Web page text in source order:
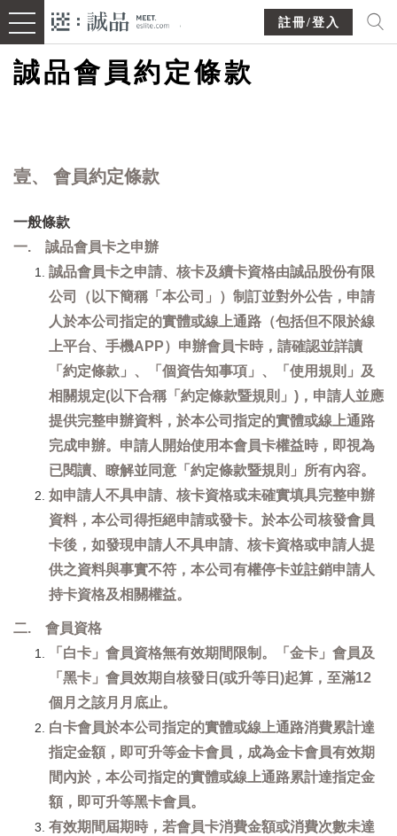
註冊/登入
誠品會員約定條款
壹、 會員約定條款
一般條款
一. 誠品會員卡之申辦
誠品會員卡之申請、核卡及續卡資格由誠品股份有限
公司（以下簡稱「本公司」）制訂並對外公告，申請
人於本公司指定的實體或線上通路（包括但不限於線
上平台、手機APP）申辦會員卡時，請確認並詳讀
「約定條款」、「個資告知事項」、「使用規則」及
相關規定(以下合稱「約定條款暨規則」)，申請人並應
提供完整申辦資料，於本公司指定的實體或線上通路
完成申辦。申請人開始使用本會員卡權益時，即視為
已閱讀、瞭解並同意「約定條款暨規則」所有內容。
如申請人不具申請、核卡資格或未確實填具完整申辦
資料，本公司得拒絕申請或發卡。於本公司核發會員
卡後，如發現申請人不具申請、核卡資格或申請人提
供之資料與事實不符，本公司有權停卡並註銷申請人
持卡資格及相關權益。
二. 會員資格
「白卡」會員資格無有效期間限制。「金卡」會員及
「黑卡」會員效期自核發日(或升等日)起算，至滿12
個月之該月月底止。
白卡會員於本公司指定的實體或線上通路消費累計達
指定金額，即可升等金卡會員，成為金卡會員有效期
間內於，本公司指定的實體或線上通路累計達指定金
額，即可升等黑卡會員。
有效期間屆期時，若會員卡消費金額或消費次數未達